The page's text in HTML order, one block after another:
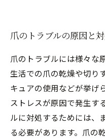
爪のトラブルの原因と
爪のトラブルには様々な
生活での爪の乾燥や切り
キュアの使用などが挙げ
ストレスが原因で発生す
ルに対処するためには、
る必要があります。爪の